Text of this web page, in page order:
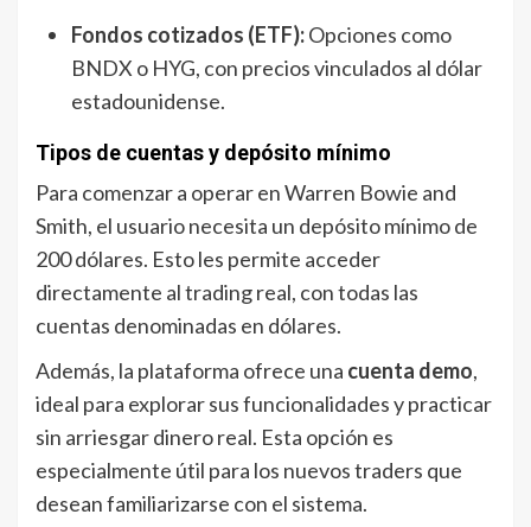
Fondos cotizados (ETF):Opciones como
BNDX o HYG, con precios vinculados al dólar
estadounidense.
Tipos de cuentas y depósito mínimo
Para comenzar a operar en Warren Bowie and
Smith, el usuario necesita un depósito mínimo de
200 dólares. Esto les permite acceder
directamente al trading real, con todas las
cuentas denominadas en dólares.
Además, la plataforma ofrece una cuenta demo,
ideal para explorar sus funcionalidades y practicar
sin arriesgar dinero real. Esta opción es
especialmente útil para los nuevos traders que
desean familiarizarse con el sistema.